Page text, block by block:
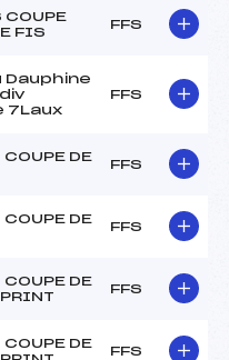
COUPE
FIS
FFS
Dauphine
7Laux
FFS
COUPE DE
FFS
COUPE DE
FFS
COUPE DE
FFS
COUPE DE
FFS